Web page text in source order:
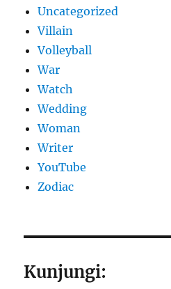
Uncategorized
Villain
Volleyball
War
Watch
Wedding
Woman
Writer
YouTube
Zodiac
Kunjungi: